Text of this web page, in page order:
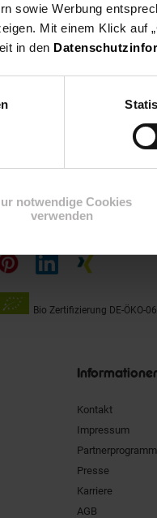
sowie Werbung
Mit einem Klick auf
in den
notwendige Cookies
verwenden
**
Bio Zertifizierung DE-ÖKO-
Kontakt
Impressum
Partnerprogramm
Presse
Karriere
AGB